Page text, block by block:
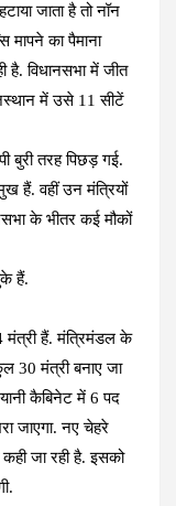
जाता है तो नॉन
मापने का पैमाना
है. विधानसभा में जीत
में उसे 11 सीटें
बुरी तरह पिछड़ गई.
हैं. वहीं उन मंत्रियों
के भीतर कई मौकों
हैं.
हैं. मंत्रिमंडल के
30 मंत्री बनाए जा
कैबिनेट में 6 पद
जाएगा. नए चेहरे
जा रही है. इसको